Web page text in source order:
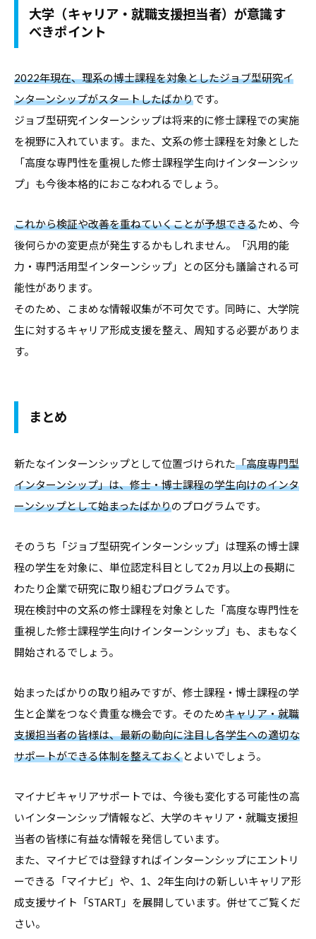
大学（キャリア・就職支援担当者）が意識す
べきポイント
2022年現在、理系の博士課程を対象としたジョブ型研究イ
ンターンシップがスタートしたばかりです。
ジョブ型研究インターンシップは将来的に修士課程での実施
を視野に入れています。また、文系の修士課程を対象とした
「高度な専門性を重視した修士課程学生向けインターンシッ
プ」も今後本格的におこなわれるでしょう。
これから検証や改善を重ねていくことが予想できるため、今
後何らかの変更点が発生するかもしれません。「汎用的能
力・専門活用型インターンシップ」との区分も議論される可
能性があります。
そのため、こまめな情報収集が不可欠です。同時に、大学院
生に対するキャリア形成支援を整え、周知する必要がありま
す。
まとめ
新たなインターンシップとして位置づけられた「高度専門型
インターンシップ」は、修士・博士課程の学生向けのインタ
ーンシップとして始まったばかりのプログラムです。
そのうち「ジョブ型研究インターンシップ」は理系の博士課
程の学生を対象に、単位認定科目として2ヵ月以上の長期に
わたり企業で研究に取り組むプログラムです。
現在検討中の文系の修士課程を対象とした「高度な専門性を
重視した修士課程学生向けインターンシップ」も、まもなく
開始されるでしょう。
始まったばかりの取り組みですが、修士課程・博士課程の学
生と企業をつなぐ貴重な機会です。そのためキャリア・就職
支援担当者の皆様は、最新の動向に注目し各学生への適切な
サポートができる体制を整えておくとよいでしょう。
マイナビキャリアサポートでは、今後も変化する可能性の高
いインターンシップ情報など、大学のキャリア・就職支援担
当者の皆様に有益な情報を発信しています。
また、マイナビでは登録すればインターンシップにエントリ
ーできる「マイナビ」や、1、2年生向けの新しいキャリア形
成支援サイト「START」を展開しています。併せてご覧くだ
さい。